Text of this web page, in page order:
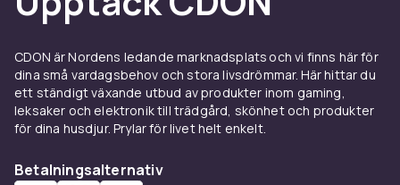
större växter och buskar krävs djupare krukor
är livsviktigt, så kontrollera att krukan har hål i
botten och placera ett lager
dräneringsmaterial som lecakulor eller
småsten innan du lägger iplanteringsjord
från överskottsvatten och fläckar.
CDON är Nordens ledande marknadsplats och vi finns här för
dina små vardagsbehov och stora livsdrömmar. Här hittar du
ett ständigt växande utbud av produkter inom gaming,
leksaker och elektronik till trädgård, skönhet och produkter
för dina husdjur. Prylar för livet helt enkelt.
Betalningsalternativ